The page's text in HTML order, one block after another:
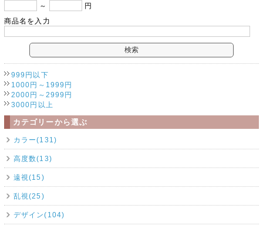
～
円
商品名を入力
999円以下
1000円～1999円
2000円～2999円
3000円以上
カテゴリーから選ぶ
カラー(131)
高度数(13)
遠視(15)
乱視(25)
デザイン(104)